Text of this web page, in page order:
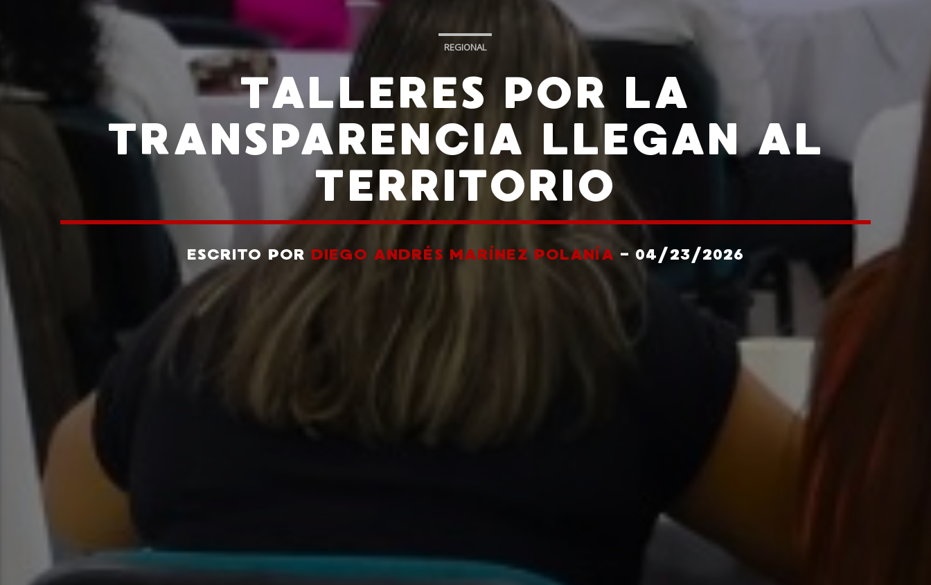
REGIONAL
TALLERES POR LA
TRANSPARENCIA LLEGAN AL
TERRITORIO
ESCRITO POR DIEGO ANDRÉS MARÍNEZ POLANÍA - 04/23/2026